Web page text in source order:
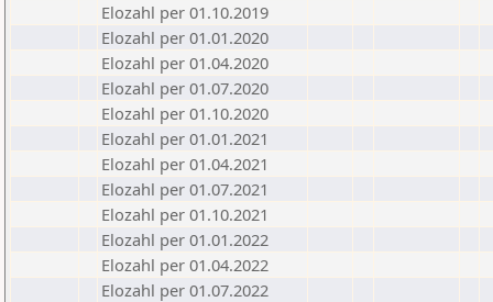
Elozahl per 01.10.2019
Elozahl per 01.01.2020
Elozahl per 01.04.2020
Elozahl per 01.07.2020
Elozahl per 01.10.2020
Elozahl per 01.01.2021
Elozahl per 01.04.2021
Elozahl per 01.07.2021
Elozahl per 01.10.2021
Elozahl per 01.01.2022
Elozahl per 01.04.2022
Elozahl per 01.07.2022